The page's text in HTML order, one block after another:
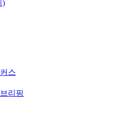
)
스
리핑